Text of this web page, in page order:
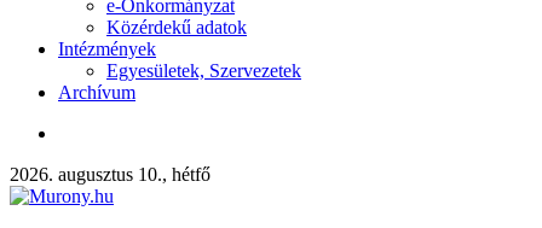
e-Önkormányzat
Közérdekű adatok
Intézmények
Egyesületek, Szervezetek
Archívum
2026. augusztus 10., hétfő